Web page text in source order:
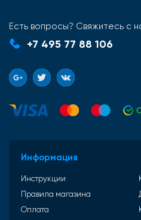
Есть вопросы? Свяжитесь с
+7 495 77 88 106
Информация
Инструкции
Правила магазина
Оплата